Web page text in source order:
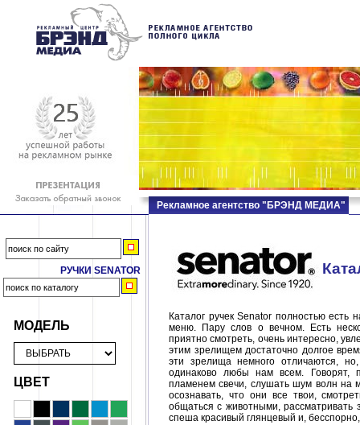
РУЧКИ SENATOR
МОДЕЛЬ
ЦВЕТ
Рекламное агентство "БРЭНД МЕДИА"
Каталог ручек Senator полностью
меню. Пару слов о вечном. Есть
приятно смотреть, очень интересно,
этим зрелищем достаточно долгое
эти зрелища немного отличаются,
одинаково любы нам всем. Говорят,
пламенем свечи, слушать шум волн на
осознавать, что они все твои,
общаться с животными, рассматривать
спеша красивый глянцевый и,